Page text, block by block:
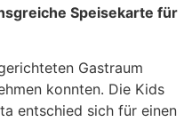
Speisekarte für
Gastraum
konnten. Die Kids
entschied sich für einen